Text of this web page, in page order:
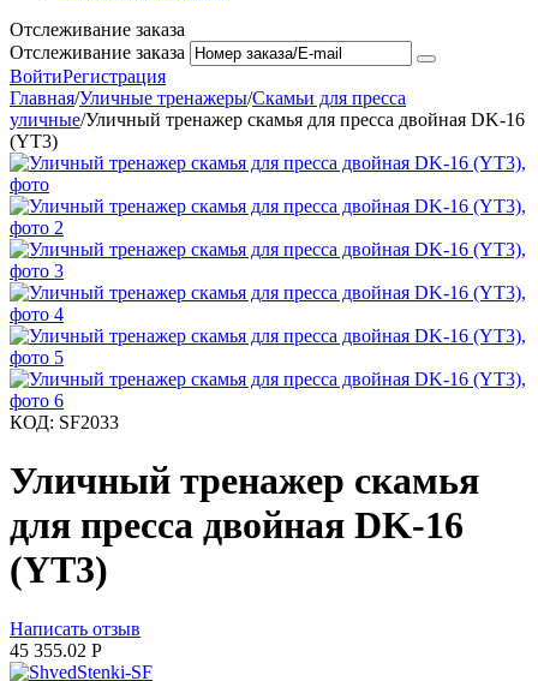
Отслеживание заказа
Отслеживание заказа
ВойтиРегистрация
Главная/Уличные тренажеры/Скамьи для пресса
уличные/Уличный тренажер скамья для пресса двойная DK-16
(YT3)
КОД: SF2033
Уличный тренажер скамья
для пресса двойная DK-16
(YT3)
Написать отзыв
45 355.02 Р